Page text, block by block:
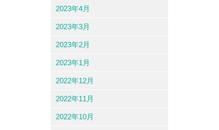
2023年4月
2023年3月
2023年2月
2023年1月
2022年12月
2022年11月
2022年10月